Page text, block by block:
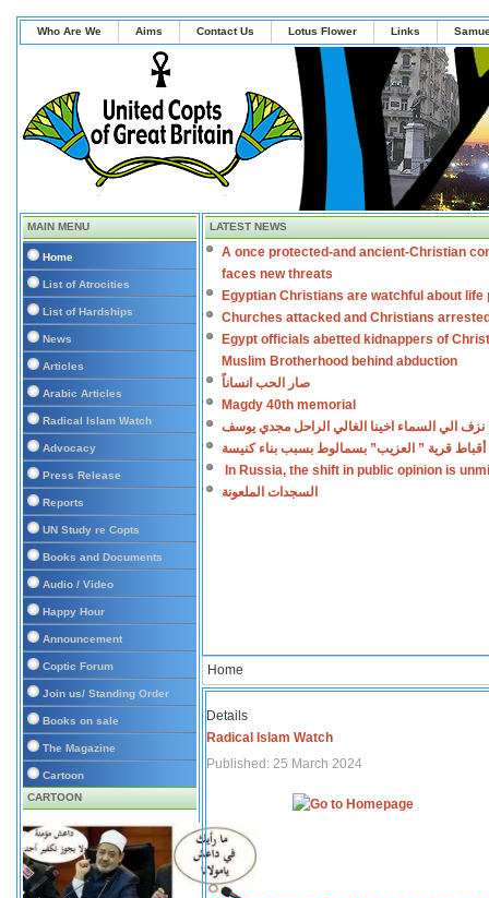
Who Are We Aims Contact Us Lotus Flower Links
MAIN MENU
Home
List of Atrocities
List of Hardships
News
Articles
Arabic Articles
Radical Islam Watch
Advocacy
Press Release
Reports
UN Study re Copts
Books and Documents
Audio / Video
Happy Hour
Announcement
Coptic Forum
Join us/ Standing Order
Books on sale
The Magazine
Cartoon
CARTOON
LATEST NEWS
A once protected-and ancient-Christian
faces new threats
Egyptian Christians are watchful about life
Churches attacked and Christians
Egypt officials abetted kidnappers of
Muslim Brotherhood behind abduction
صار الحب انساناً
Magdy 40th memorial
نزف الي السماء اخينا الغالي الراحل مجدي يوسف
أقباط قرية ” العزيب” بسمالوط بسبب بناء كنيسة
In Russia, the shift in public opinion is
السجدات الملعونة
Home
Details
Radical Islam Watch
Published: 25 March 2024